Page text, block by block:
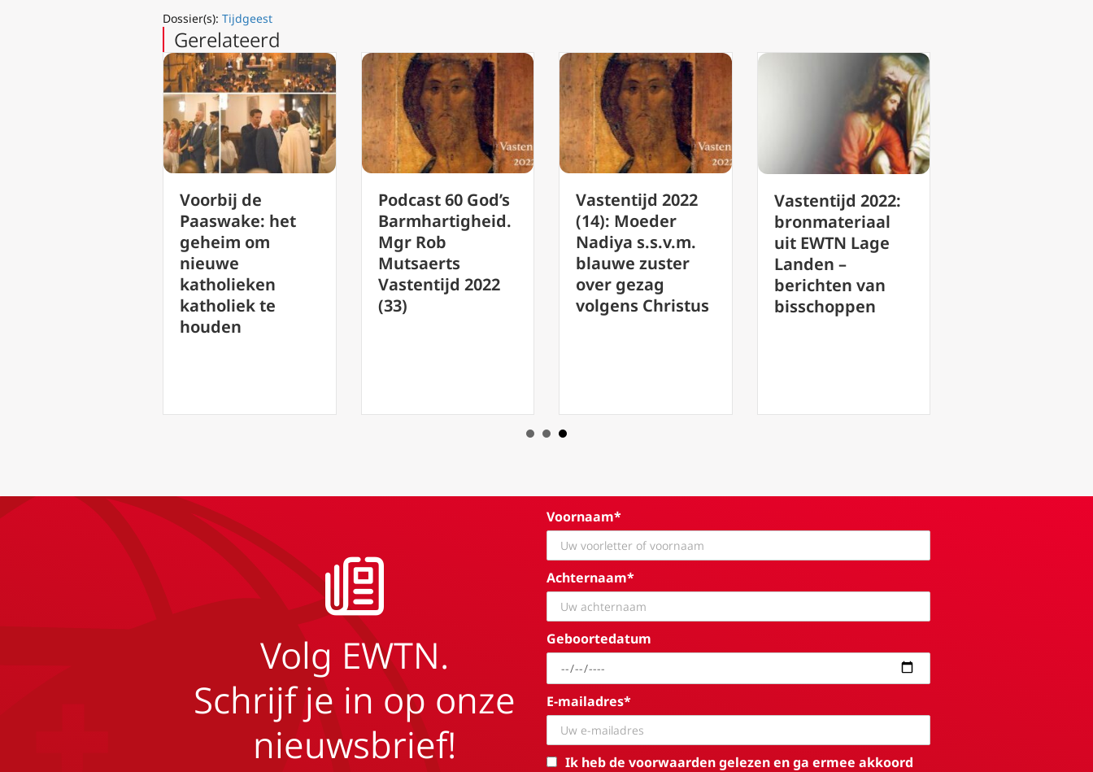
Dossier(s): Tijdgeest
Gerelateerd
Voorbij de
Paaswake: het
geheim om
nieuwe
katholieken
katholiek te
houden
Podcast 60 God’s
Barmhartigheid.
Mgr Rob
Mutsaerts
Vastentijd 2022
(33)
Vastentijd 2022
(14): Moeder
Nadiya s.s.v.m.
blauwe zuster
over gezag
volgens Christus
Vastentijd 2022:
bronmateriaal
uit EWTN Lage
Landen –
berichten van
bisschoppen
Volg EWTN.
Schrijf je in op onze
nieuwsbrief!
Voornaam*
Achternaam*
Geboortedatum
E-mailadres*
Ik heb de voorwaarden gelezen en ga ermee akkoord